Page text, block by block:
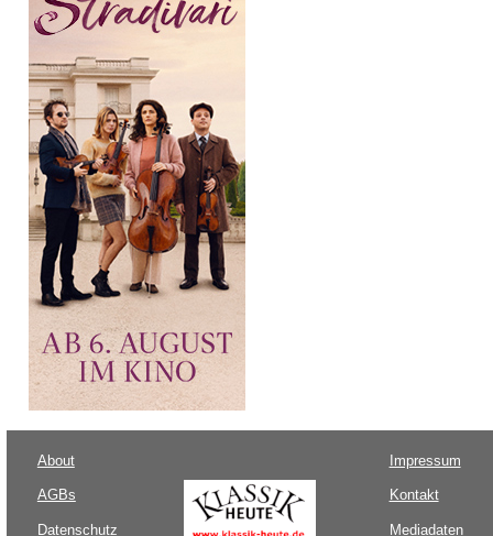
About
AGBs
Datenschutz
Impressum
Kontakt
Mediadaten